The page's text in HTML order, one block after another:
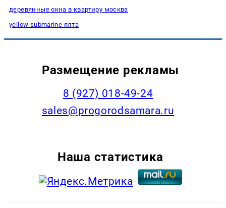
деревянные окна в квартиру москва
yellow submarine ялта
Размещение рекламы
8 (927) 018-49-24
sales@progorodsamara.ru
Наша статистика